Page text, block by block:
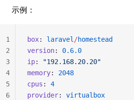
示例：
box: laravel /homestead
version: 0.6.0
ip:
"192.168.20.20"
memory: 2048
cpus : 4
provider: virtualbox
1
2
3
4
5
6